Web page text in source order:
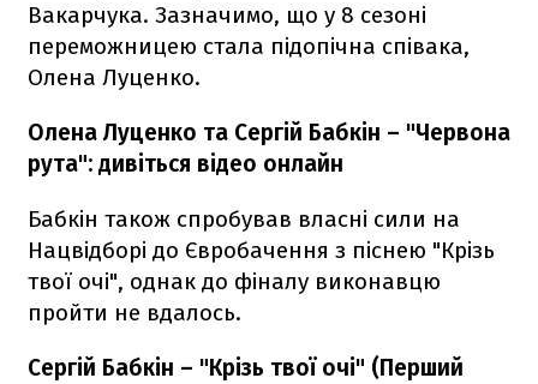
Вакарчука. Зазначимо, що у 8 сезоні
переможницею стала підопічна співака,
Олена Луценко.
Олена Луценко та Сергій Бабкін – "Червона
рута": дивіться відео онлайн
Бабкін також спробував власні сили на
Нацвідборі до Євробачення з піснею "Крізь
твої очі", однак до фіналу виконавцю
пройти не вдалось.
Сергій Бабкін – "Крізь твої очі" (Перший